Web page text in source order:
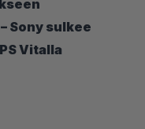
Sony sulkee
Vitalla